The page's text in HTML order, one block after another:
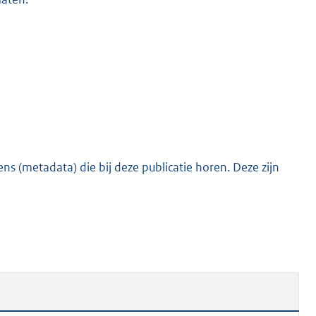
(metadata) die bij deze publicatie horen. Deze zijn